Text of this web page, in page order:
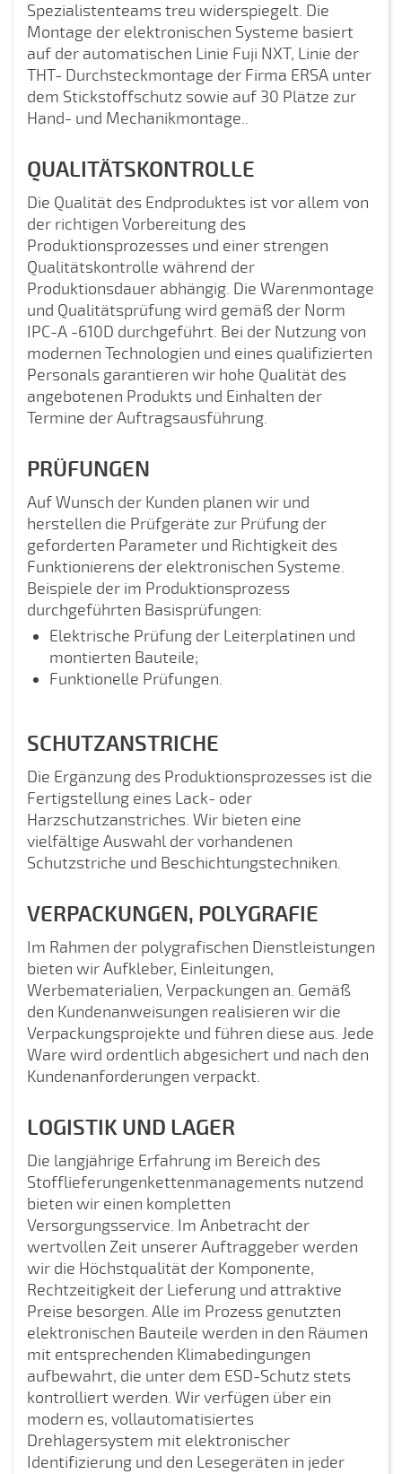
Spezialistenteams treu widerspiegelt. Die
Montage der elektronischen Systeme basiert
auf der automatischen Linie Fuji NXT, Linie der
THT- Durchsteckmontage der Firma ERSA unter
dem Stickstoffschutz sowie auf 30 Plätze zur
Hand- und Mechanikmontage..
QUALITÄTSKONTROLLE
Die Qualität des Endproduktes ist vor allem von
der richtigen Vorbereitung des
Produktionsprozesses und einer strengen
Qualitätskontrolle während der
Produktionsdauer abhängig. Die Warenmontage
und Qualitätsprüfung wird gemäß der Norm
IPC-A -610D durchgeführt. Bei der Nutzung von
modernen Technologien und eines qualifizierten
Personals garantieren wir hohe Qualität des
angebotenen Produkts und Einhalten der
Termine der Auftragsausführung.
PRÜFUNGEN
Auf Wunsch der Kunden planen wir und
herstellen die Prüfgeräte zur Prüfung der
geforderten Parameter und Richtigkeit des
Funktionierens der elektronischen Systeme.
Beispiele der im Produktionsprozess
durchgeführten Basisprüfungen:
Elektrische Prüfung der Leiterplatinen und
montierten Bauteile;
Funktionelle Prüfungen.
SCHUTZANSTRICHE
Die Ergänzung des Produktionsprozesses ist die
Fertigstellung eines Lack- oder
Harzschutzanstriches. Wir bieten eine
vielfältige Auswahl der vorhandenen
Schutzstriche und Beschichtungstechniken.
VERPACKUNGEN, POLYGRAFIE
Im Rahmen der polygrafischen Dienstleistungen
bieten wir Aufkleber, Einleitungen,
Werbematerialien, Verpackungen an. Gemäß
den Kundenanweisungen realisieren wir die
Verpackungsprojekte und führen diese aus. Jede
Ware wird ordentlich abgesichert und nach den
Kundenanforderungen verpackt.
LOGISTIK UND LAGER
Die langjährige Erfahrung im Bereich des
Stofflieferungenkettenmanagements nutzend
bieten wir einen kompletten
Versorgungsservice. Im Anbetracht der
wertvollen Zeit unserer Auftraggeber werden
wir die Höchstqualität der Komponente,
Rechtzeitigkeit der Lieferung und attraktive
Preise besorgen. Alle im Prozess genutzten
elektronischen Bauteile werden in den Räumen
mit entsprechenden Klimabedingungen
aufbewahrt, die unter dem ESD-Schutz stets
kontrolliert werden. Wir verfügen über ein
modern es, vollautomatisiertes
Drehlagersystem mit elektronischer
Identifizierung und den Lesegeräten in jeder